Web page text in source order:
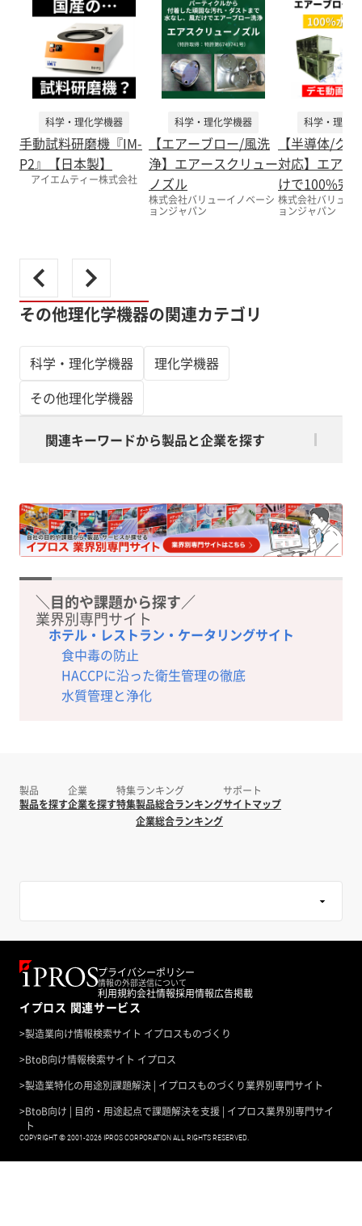
科学・理化学機器
手動試料研磨機『IM-
P2』【日本製】
アイエムティー株式会社
科学・理化学機器
【エアーブロー/風洗
浄】エアースクリュー
ノズル
株式会社バリューイノベーシ
ョンジャパン
科学・理化
【半導体/ク
対応】エアー
けで100%完
株式会社バリュー
ョンジャパン
その他理化学機器の関連カテゴリ
科学・理化学機器
理化学機器
その他理化学機器
関連キーワードから製品と企業を探す
＼目的や課題から探す／
業界別専門サイト
ホテル・レストラン・ケータリングサイト
食中毒の防止
HACCPに沿った衛生管理の徹底
水質管理と浄化
製品
製品を探す
企業
企業を探す
特集
特集
ランキング
製品総合ランキング
企業総合ランキング
サポート
サイトマップ
プライバシーポリシー
情報の外部送信について
利用規約会社情報採用情報広告掲載
イプロス 関連サービス
>製造業向け情報検索サイト イプロスものづくり
>BtoB向け情報検索サイト イプロス
>製造業特化の用途別課題解決 | イプロスものづくり業界別専門サイト
>BtoB向け | 目的・用途起点で課題解決を支援 | イプロス業界別専門サイ
ト
COPYRIGHT © 2001-2026 IPROS CORPORATION ALL RIGHTS RESERVED.